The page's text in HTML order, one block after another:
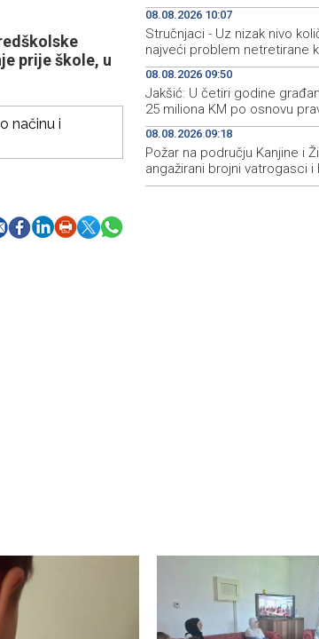
prije škole, u
načinu i
08.08.2026 10:07
Stručnjaci - Uz nizak nivo
najveći problem netretirane
08.08.2026 09:50
Jakšić: U četiri godine
25 miliona KM po osnovu
08.08.2026 09:18
Požar na području Kanjine i
angažirani brojni vatrogasci i